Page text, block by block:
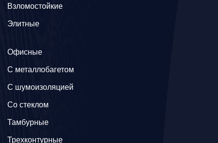
Взломостойкие
Элитные
Офисные
C металлобагетом
С шумоизоляцией
Со стеклом
Тамбурные
Трехконтурные